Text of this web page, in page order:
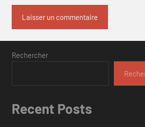
Rechercher
Recent Posts